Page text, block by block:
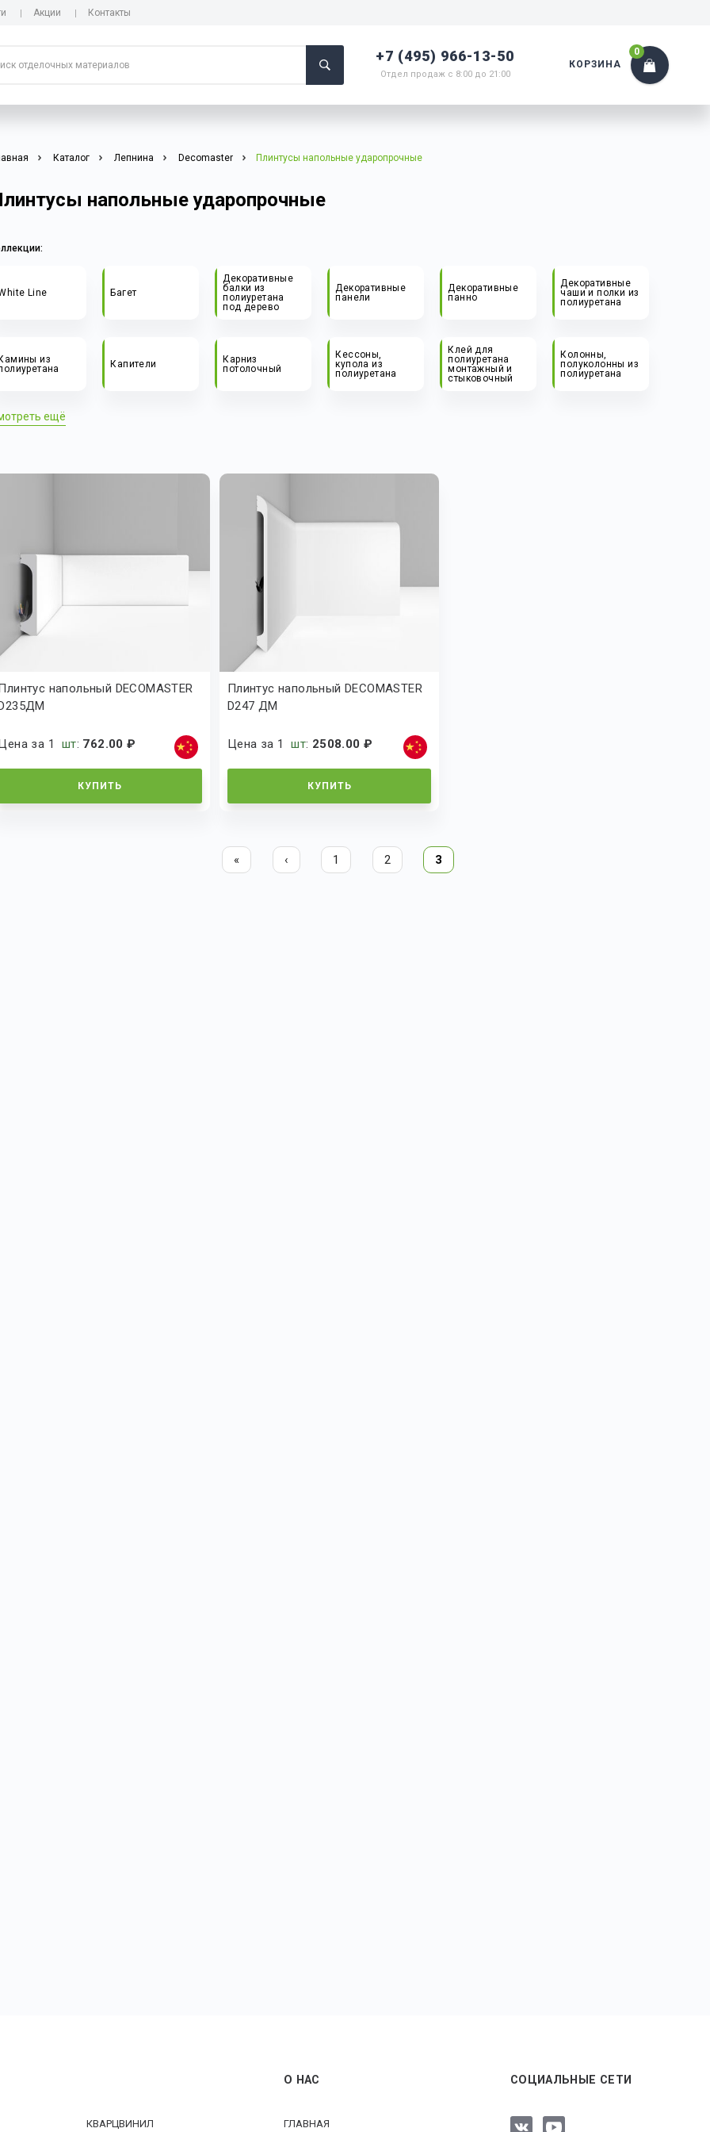
Акции Контакты
+7 (495) 966-13-50
Отдел продаж с 8:00 до 21:00
КОРЗИНА
0
Каталог Лепнина Decomaster Плинтусы напольные ударопрочные
напольные ударопрочные
Line Багет
Декоративные
балки из
полиуретана
под дерево
Декоративные
панели
Декоративные
панно
Декоративные
чаши и полки из
полиуретана
Камины из
Капители
Карниз
потолочный
Кессоны,
купола из
полиуретана
Клей для
полиуретана
монтажный и
стыковочный
Колонны,
полуколонны из
полиуретана
ещё
напольный DECOMASTER
за 1 шт: 762.00 ₽
КУПИТЬ
Плинтус напольный DECOMASTER
D247 ДМ
Цена за 1шт: 2508.00 ₽
КУПИТЬ
« ‹ 1 2 3
КВАРЦВИНИЛ
О НАС
ГЛАВНАЯ
СОЦИАЛЬНЫЕ СЕТИ